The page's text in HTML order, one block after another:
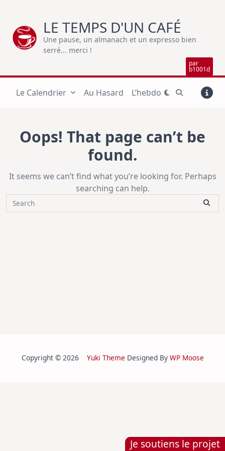
Je soutiens le projet
content
LE TEMPS D'UN CAFÉ
Une pause, un almanach et un expresso bien
serré... merci !
par
b1001d
Le Calendrier Au Hasard L’hebdo
Oops! That page can’t be
found.
It seems we can’t find what you’re looking for. Perhaps
searching can help.
Search
Copyright © 2026 Yuki Theme Designed By WP Moose